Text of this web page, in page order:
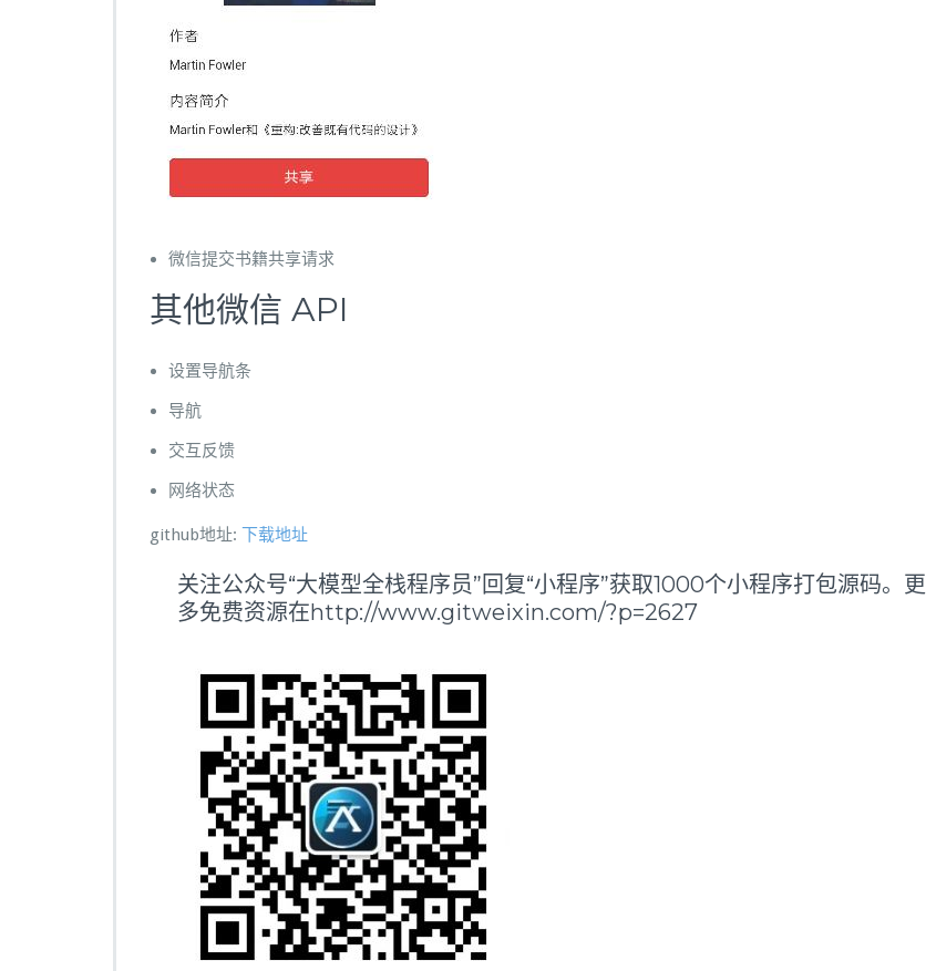
微信提交书籍共享请求
其他微信 API
设置导航条
导航
交互反馈
网络状态
github地址: 下载地址
关注公众号“大模型全栈程序员”回复“小程序”获取1000个小程序打包源码。更
多免费资源在http://www.gitweixin.com/?p=2627